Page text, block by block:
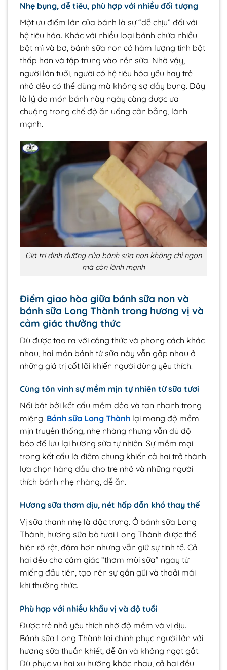
Nhẹ bụng, dễ tiêu, phù hợp với nhiều đối tượng
Một ưu điểm lớn của bánh là sự “dễ chịu” đối với
hệ tiêu hóa. Khác với nhiều loại bánh chứa nhiều
bột mì và bơ, bánh sữa non có hàm lượng tinh bột
thấp hơn và tập trung vào nền sữa. Nhờ vậy,
người lớn tuổi, người có hệ tiêu hóa yếu hay trẻ
nhỏ đều có thể dùng mà không sợ đầy bụng. Đây
là lý do món bánh này ngày càng được ưa
chuộng trong chế độ ăn uống cân bằng, lành
mạnh.
Giá trị dinh dưỡng của bánh sữa non không chỉ ngon
mà còn lành mạnh
Điểm giao hòa giữa bánh sữa non và
bánh sữa Long Thành trong hương vị và
cảm giác thưởng thức
Dù được tạo ra với công thức và phong cách khác
nhau, hai món bánh từ sữa này vẫn gặp nhau ở
những giá trị cốt lõi khiến người dùng yêu thích.
Cùng tôn vinh sự mềm mịn tự nhiên từ sữa tươi
Nổi bật bởi kết cấu mềm dẻo và tan nhanh trong
miệng. Bánh sữa Long Thành lại mang độ mềm
mịn truyền thống, nhẹ nhàng nhưng vẫn đủ độ
béo để lưu lại hương sữa tự nhiên. Sự mềm mại
trong kết cấu là điểm chung khiến cả hai trở thành
lựa chọn hàng đầu cho trẻ nhỏ và những người
thích bánh nhẹ nhàng, dễ ăn.
Hương sữa thơm dịu, nét hấp dẫn khó thay thế
Vị sữa thanh nhẹ là đặc trưng. Ở bánh sữa Long
Thành, hương sữa bò tươi Long Thành được thể
hiện rõ rệt, đậm hơn nhưng vẫn giữ sự tinh tế. Cả
hai đều cho cảm giác “thơm mùi sữa” ngay từ
miếng đầu tiên, tạo nên sự gần gũi và thoải mái
khi thưởng thức.
Phù hợp với nhiều khẩu vị và độ tuổi
Được trẻ nhỏ yêu thích nhờ độ mềm và vị dịu.
Bánh sữa Long Thành lại chinh phục người lớn với
hương sữa thuần khiết, dễ ăn và không ngọt gắt.
Dù phục vụ hai xu hướng khác nhau, cả hai đều